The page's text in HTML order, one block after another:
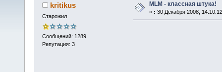
kritikus
Старожил
Сообщений: 1289
Репутация: 3
MLM - классная штука!
« : 30 Декабря 2008,